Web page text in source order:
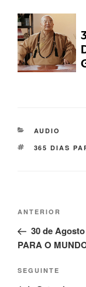
AUDIO
365 DIAS
ANTERIOR
30 de
PARA O
SEGUINTE